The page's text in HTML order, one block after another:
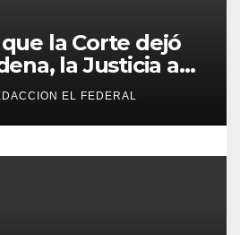
la Corte dejó
la Justicia aún
ni un peso
EL FEDERAL